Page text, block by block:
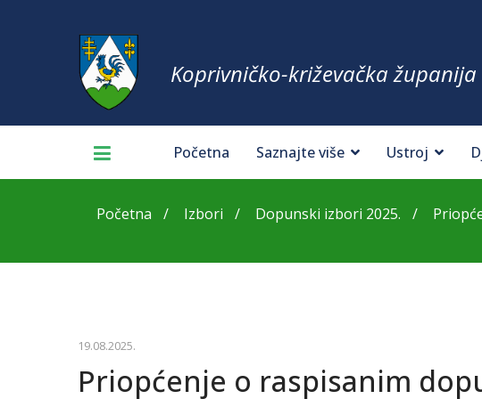
Koprivničko-križevačka županija
Početna Saznajte više Ustroj
Početna Izbori Dopunski izbori 2025.
19.08.2025.
Priopćenje o raspisanim